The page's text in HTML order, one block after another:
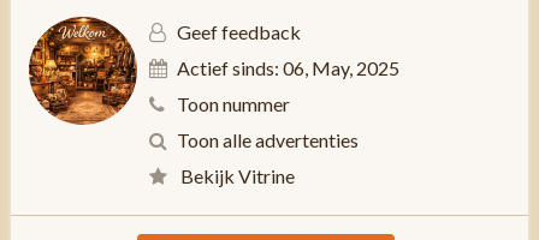
Geef feedback
Actief sinds: 06, May, 2025
Toon nummer
Toon alle advertenties
Bekijk Vitrine